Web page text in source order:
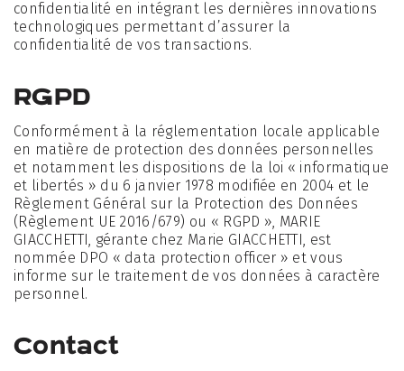
confidentialité en intégrant les dernières innovations
technologiques permettant d’assurer la
confidentialité de vos transactions.
RGPD
Conformément à la réglementation locale applicable
en matière de protection des données personnelles
et notamment les dispositions de la loi « informatique
et libertés » du 6 janvier 1978 modifiée en 2004 et le
Règlement Général sur la Protection des Données
(Règlement UE 2016/679) ou « RGPD », MARIE
GIACCHETTI, gérante chez Marie GIACCHETTI, est
nommée DPO « data protection officer » et vous
informe sur le traitement de vos données à caractère
personnel.
Contact